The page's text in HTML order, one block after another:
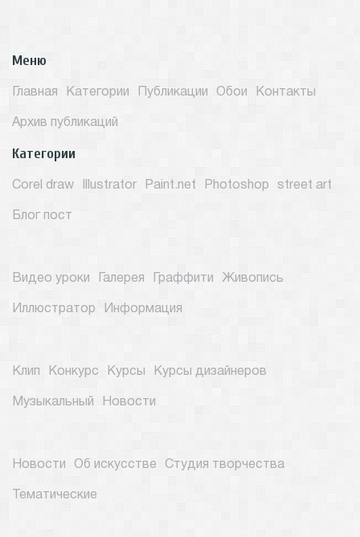
Меню
Главная Категории Публикации Обои Контакты
Архив публикаций
Категории
Corel draw Illustrator Paint.net Photoshop street art
Блог пост
Видео уроки Галерея Граффити Живопись
Иллюстратор Информация
Клип Конкурс Курсы Курсы дизайнеров
Музыкальный Новости
Новости Об искусстве Студия творчества
Тематические